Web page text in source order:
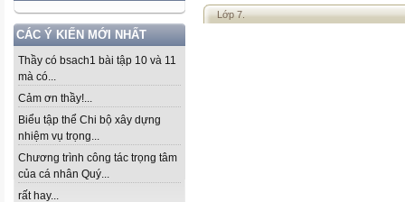
CÁC Ý KIẾN MỚI NHẤT
Thầy có bsach1 bài tập 10 và 11
mà có...
Cảm ơn thầy!...
Biểu tập thể Chi bộ xây dựng
nhiệm vụ trọng...
Chương trình công tác trọng tâm
của cá nhân Quý...
rất hay...
Lớp 7.